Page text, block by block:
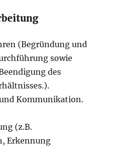
(Begründung und
sowie
des
Kommunikation.
(z.B.
Erkennung